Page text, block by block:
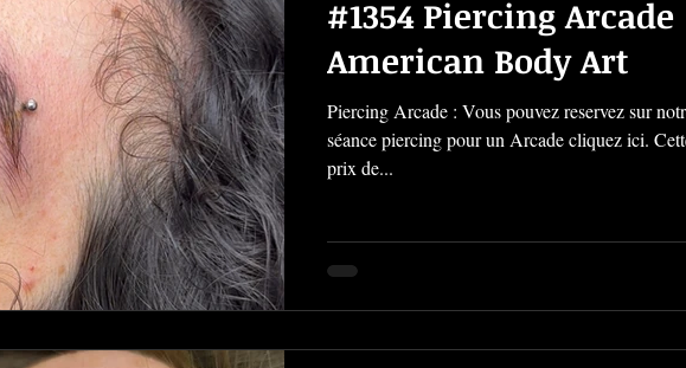
#1354 Piercing Arcade
American Body Art
Piercing Arcade : Vous pouvez reservez sur
séance piercing pour un Arcade cliquez ici.
prix de...